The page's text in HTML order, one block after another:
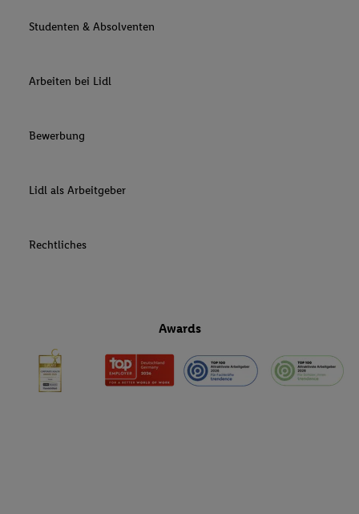
Studenten & Absolventen
Arbeiten bei Lidl
Bewerbung
Lidl als Arbeitgeber
Rechtliches
Awards